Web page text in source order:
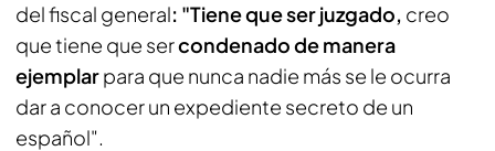
del fiscal general: "Tiene que ser juzgado, creo
que tiene que sercondenado de manera
ejemplarpara que nunca nadie más se le ocurra
dar a conocer un expediente secreto de un
español".